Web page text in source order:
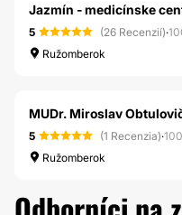
Jazmín - medicínske
5 (26 Recenzií)·
Ružomberok
MUDr. Miroslav
5 (1 Recenzia)·
Ružomberok